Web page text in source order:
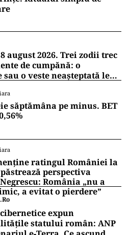
august 2026. Trei zodii trec
de cumpănă: o
o veste neașteptată le
săptămâna pe minus. BET
ratingul României la
perspectiva
România „nu a
a evitat o pierdere”
expun
statului român: ANP